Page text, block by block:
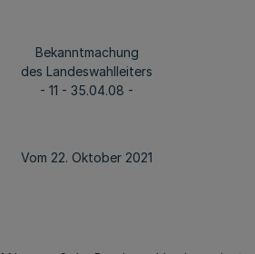
Bekanntmachung
des Landeswahlleiters
- 11 - 35.04.08 -
Vom 22. Oktober 2021